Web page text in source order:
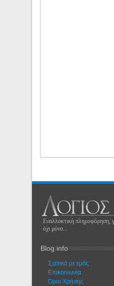
Εναλλακτική πληροφόρηση,
όχι μόνο...
Blog info
Σχετικά με εμάς
Eπικοινωνία
Όροι Χρήσης